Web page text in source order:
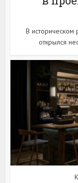
В
открылся